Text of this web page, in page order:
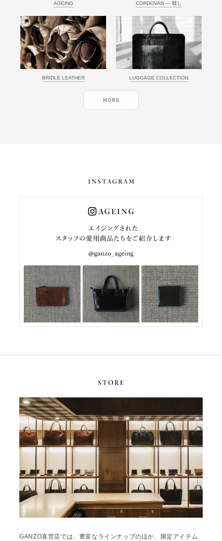
AGEING CORDOVAN ― 鞣し
BRIDLE LEATHER LUGGAGE COLLECTION
GANZO直営店では、豊富なラインナップのほか、限定アイテム